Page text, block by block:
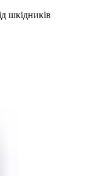
шкідників